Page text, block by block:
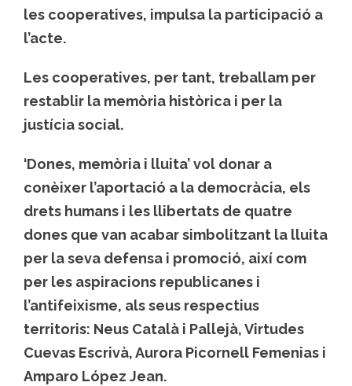
les cooperatives, impulsa la participació a
l’acte.
Les cooperatives, per tant, treballam per
restablir la memòria històrica i per la
justícia social.
‘Dones, memòria i lluita’ vol donar a
conèixer l’aportació a la democràcia, els
drets humans i les llibertats de quatre
dones que van acabar simbolitzant la lluita
per la seva defensa i promoció, així com
per les aspiracions republicanes i
l’antifeixisme, als seus respectius
territoris: Neus Català i Pallejà, Virtudes
Cuevas Escrivà, Aurora Picornell Femenias i
Amparo López Jean.